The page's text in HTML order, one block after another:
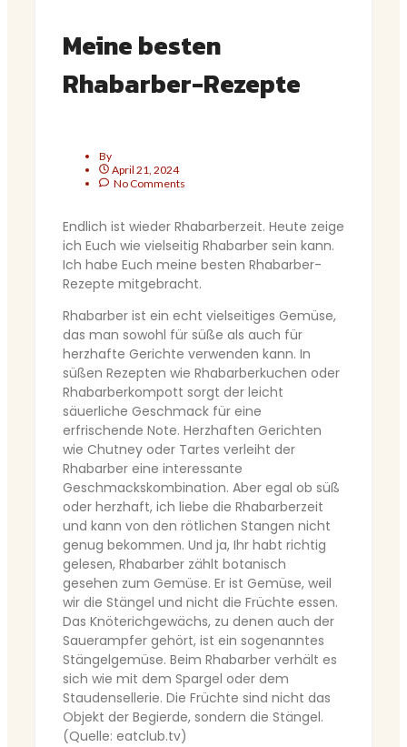
Meine besten
Rhabarber-Rezepte
By
April 21, 2024
No Comments
Endlich ist wieder Rhabarberzeit. Heute zeige
ich Euch wie vielseitig Rhabarber sein kann.
Ich habe Euch meine besten Rhabarber-
Rezepte mitgebracht.
Rhabarber ist ein echt vielseitiges Gemüse,
das man sowohl für süße als auch für
herzhafte Gerichte verwenden kann. In
süßen Rezepten wie Rhabarberkuchen oder
Rhabarberkompott sorgt der leicht
säuerliche Geschmack für eine
erfrischende Note. Herzhaften Gerichten
wie Chutney oder Tartes verleiht der
Rhabarber eine interessante
Geschmackskombination. Aber egal ob süß
oder herzhaft, ich liebe die Rhabarberzeit
und kann von den rötlichen Stangen nicht
genug bekommen. Und ja, Ihr habt richtig
gelesen, Rhabarber zählt botanisch
gesehen zum Gemüse. Er ist Gemüse, weil
wir die Stängel und nicht die Früchte essen.
Das Knöterichgewächs, zu denen auch der
Sauerampfer gehört, ist ein sogenanntes
Stängelgemüse. Beim Rhabarber verhält es
sich wie mit dem Spargel oder dem
Staudensellerie. Die Früchte sind nicht das
Objekt der Begierde, sondern die Stängel.
(Quelle: eatclub.tv)